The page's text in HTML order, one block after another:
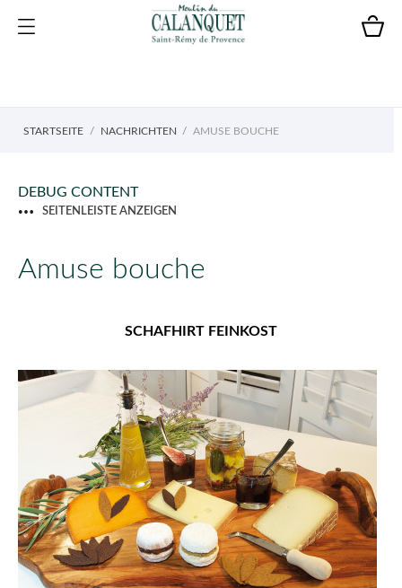
STARTSEITE NACHRICHTEN AMUSE BOUCHE
DEBUG CONTENT
SEITENLEISTE ANZEIGEN
Amuse bouche
SCHAFHIRT FEINKOST